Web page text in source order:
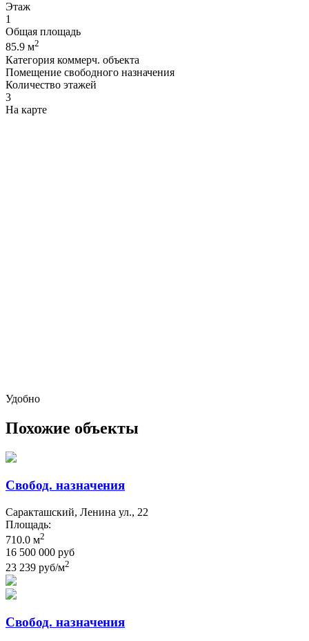
Этаж
1
Общая площадь
85.9 м2
Категория коммерч. объекта
Помещение свободного назначения
Количество этажей
3
На карте
Удобно
Похожие объекты
Свобод. назначения
Саракташский, Ленина ул., 22
Площадь:
710.0 м2
16 500 000 руб
23 239 руб/м2
Свобод. назначения